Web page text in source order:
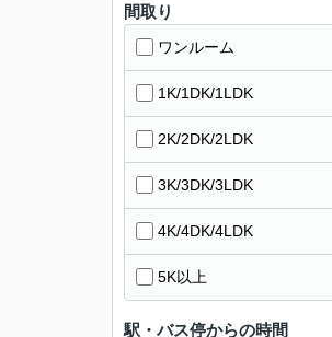
間取り
ワンルーム
1K/1DK/1LDK
2K/2DK/2LDK
3K/3DK/3LDK
4K/4DK/4LDK
5K以上
駅・バス停からの時間